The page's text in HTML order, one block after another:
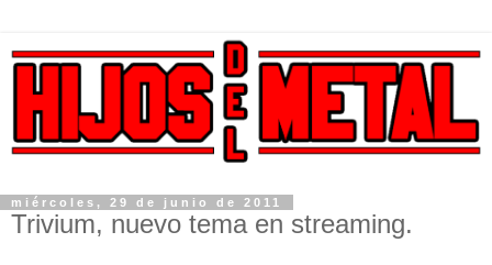
miércoles, 29 de junio de 2011
Trivium, nuevo tema en streaming.